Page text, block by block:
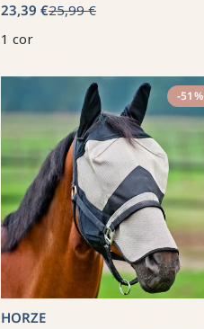
23,39 €25,99 €
1 cor
-51%
HORZE